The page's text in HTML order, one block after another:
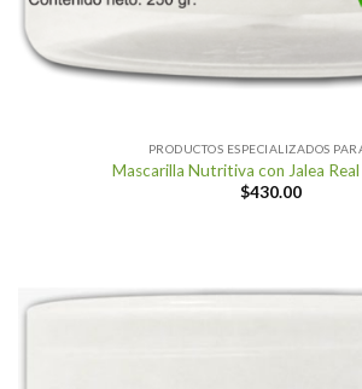
PRODUCTOS ESPECIALIZADOS
Mascarilla Nutritiva con Jalea
$430.00